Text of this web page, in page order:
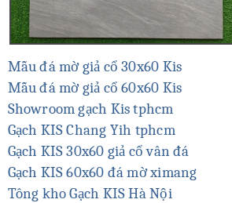
Mẫu đá mờ giả cổ 30x60 Kis
Mẫu đá mờ giả cổ 60x60 Kis
Showroom gạch Kis tphcm
Gạch KIS Chang Yih tphcm
Gạch KIS 30x60 giả cổ vân đá
Gạch KIS 60x60 đá mờ ximang
Tông kho Gạch KIS Hà Nội